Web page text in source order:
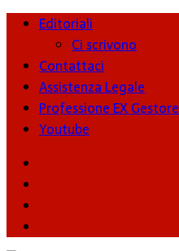
Editoriali
Ci scrivono
Contattaci
Assistenza Legale
Professione EX Gestore
Youtube